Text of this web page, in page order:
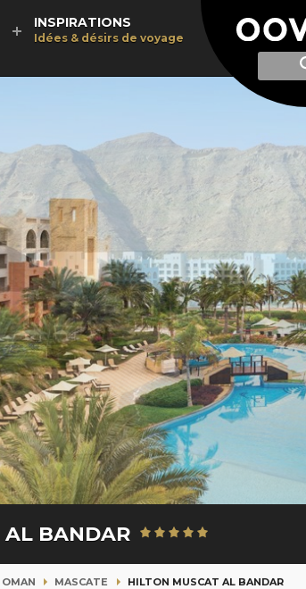
Afficher
recherche
Recherche
INSPIRATIONS
Idées & désirs de voyage
AL BANDAR
OMAN MASCATE HILTON MUSCAT AL BANDAR